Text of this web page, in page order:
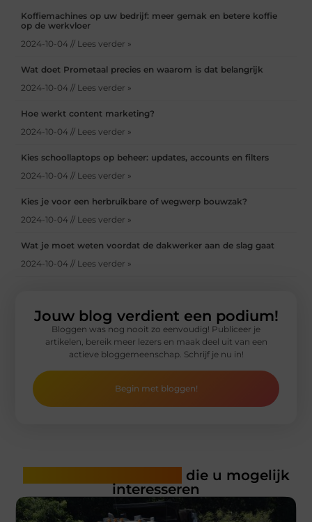
Koffiemachines op uw bedrijf: meer gemak en betere koffie
op de werkvloer
2024-10-04 // Lees verder »
Wat doet Prometaal precies en waarom is dat belangrijk
2024-10-04 // Lees verder »
Hoe werkt content marketing?
2024-10-04 // Lees verder »
Kies schoollaptops op beheer: updates, accounts en filters
2024-10-04 // Lees verder »
Kies je voor een herbruikbare of wegwerp bouwzak?
2024-10-04 // Lees verder »
Wat je moet weten voordat de dakwerker aan de slag gaat
2024-10-04 // Lees verder »
Jouw blog verdient een podium!
Bloggen was nog nooit zo eenvoudig! Publiceer je
artikelen, bereik meer lezers en maak deel uit van een
actieve bloggemeenschap. Schrijf je nu in!
Begin met bloggen!
die u mogelijk
interesseren